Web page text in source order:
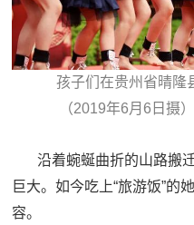
孩子们在贵州省晴隆
（2019年6月6日摄
沿着蜿蜒曲折的山路搬
巨大。如今吃上“旅游饭”的
容。